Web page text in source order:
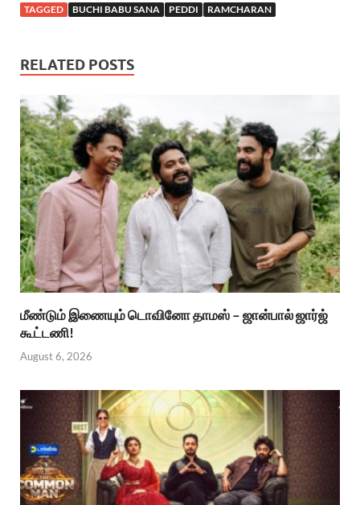
TAGGED BUCHI BABU SANA PEDDI RAMCHARAN
RELATED POSTS
மீண்டும் இணையும் டொவினோ தாமஸ் – ஜான்பால் ஜார்ஜ்
கூட்டணி!
August 6, 2026